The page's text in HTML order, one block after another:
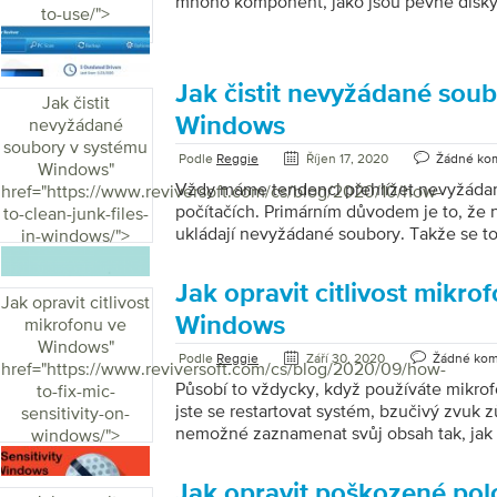
Windows. Zpoždění počítače může
to-use/">
udržovat vše aktuální, protože výrobci
nejnovější verze každý měsíc. Kontrola
tedy časově náročná, matoucí a nudná .
správně nainstalovat nejnovější
všechny vaše problémy, aby vám
Jak čistit
nevyžádané
soubory v systému
Windows"
href="https://www.reviversoft.com/cs/blog/2020/10/how-
to-clean-junk-files-
in-windows/">
Jak čistit nevyžádané
Windows
Podle Reggie Říjen 17, 2020 Žádné
Vždy máme tendenci přehlížet
počítačích. Primárním důvodem je to, že
ukládají nevyžádané soubory. Takže se
Kdykoli stáhnete soubor nebo spustíte
vytvoří nevyžádané soubory. Do této
historie procházení, nepoužívaná data,
mezipaměti. Ty zabírají místo a mohou
nevyžádaných souborů z počítače je
místo a zvyšuje výkon počítače. Otázkou
nevyžádané soubory […]
Jak opravit citlivost
mikrofonu ve
Windows"
href="https://www.reviversoft.com/cs/blog/2020/09/how-
to-fix-mic-
sensitivity-on-
windows/">
Jak opravit citlivost
Windows
Podle Reggie Září 30, 2020 Žádné
Působí to vždycky, když používáte
jste se restartovat systém, bzučivý zvuk
nemožné zaznamenat svůj obsah tak,
nejlepších výsledků. Důvody pro